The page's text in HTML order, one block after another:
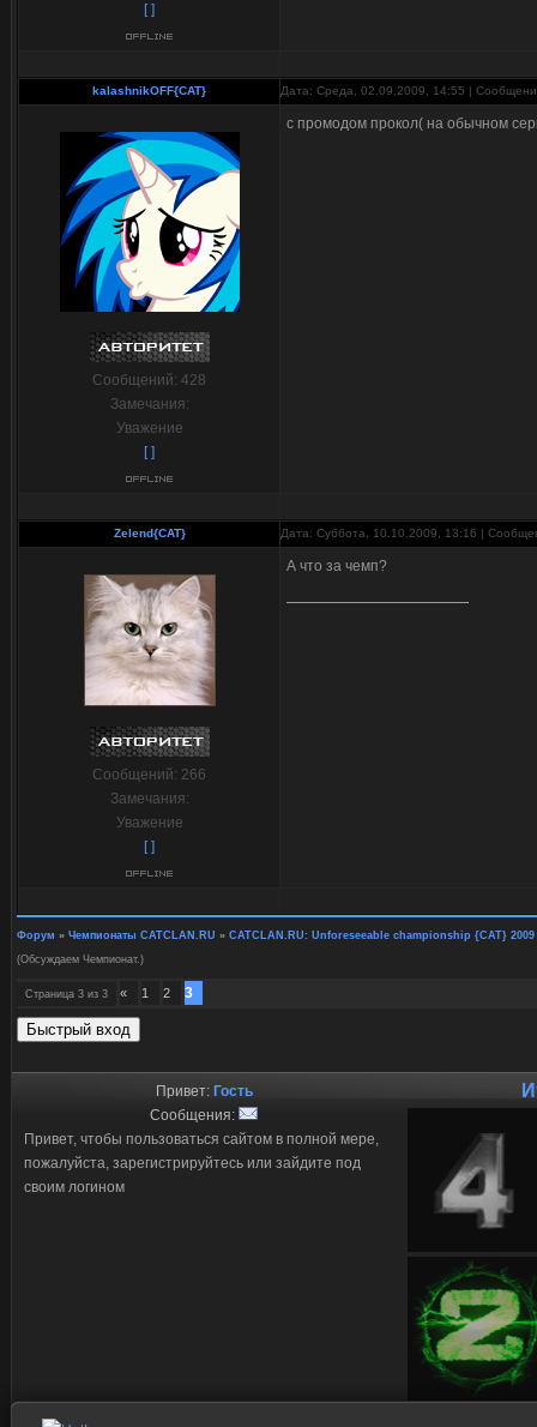
[ ]
kalashnikOFF{CAT} Дата: Среда, 02.09.2009, 14:55 |
Сообщений: 428
Замечания:
Уважение
[ ]
с промодом прокол( на обычном
Zelend{CAT} Дата: Суббота, 10.10.2009, 13:16 |
Сообщений: 266
Замечания:
Уважение
[ ]
А что за чемп?
Форум » Чемпионаты CATCLAN.RU » CATCLAN.RU: Unforeseeable championship {CAT} 2009
(Обсуждаем Чемпионат.)
Страница 3 из 3 « 1 2 3
Привет: Гость
Сообщения:
Привет, чтобы пользоваться сайтом в полной мере,
пожалуйста, зарегистрируйтесь или зайдите под
своим логином